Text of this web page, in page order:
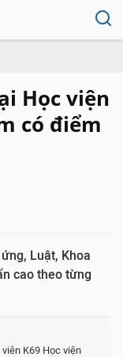
Học viện
có điểm
Luật, Khoa
cao theo từng
K69 Học viện